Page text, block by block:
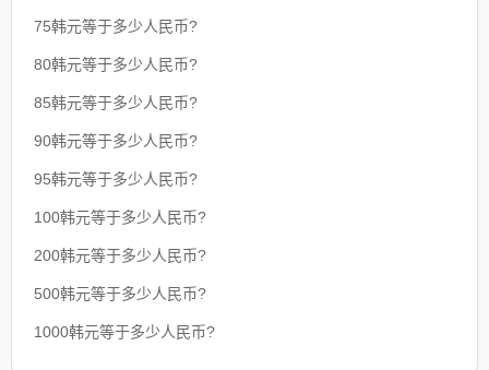
75韩元等于多少人民币?
80韩元等于多少人民币?
85韩元等于多少人民币?
90韩元等于多少人民币?
95韩元等于多少人民币?
100韩元等于多少人民币?
200韩元等于多少人民币?
500韩元等于多少人民币?
1000韩元等于多少人民币?